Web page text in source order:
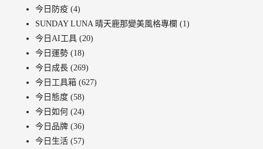
今日防疫 (4)
SUNDAY LUNA 晴天鹿那變美風格專欄 (1)
今日AI工具 (20)
今日運勢 (18)
今日成長 (269)
今日工具箱 (627)
今日態度 (58)
今日如何 (24)
今日品牌 (36)
今日生活 (57)